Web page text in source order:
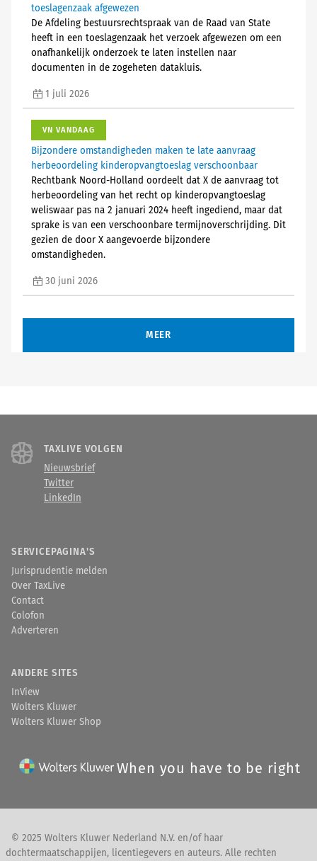
toeslagenzaak afgewezen
De Afdeling bestuursrechtspraak van de Raad van State
heeft in een toeslagenzaak het verzoek afgewezen om een
onafhankelijk onderzoek te laten instellen naar
documenten in de zogeheten datakluis.
1 juli 2026
VN VANDAAG
Bijzondere omstandigheden maken te late aanvraag
herbeoordeling kinderopvangtoeslag verschoonbaar
Rechtbank Noord-Holland oordeelt dat X de aanvraag tot
herbeoordeling van het recht op kinderopvangtoeslag
weliswaar pas na 2 januari 2024 heeft ingediend, maar dat
sprake is van een verschoonbare termijnoverschrijding. Dit
gezien de door X aangevoerde bijzondere
omstandigheden.
30 juni 2026
MEER
TAXLIVE VOLGEN
Nieuwsbrief
Twitter
LinkedIn
SERVICEPAGINA'S
Jurisprudentie melden
Over TaxLive
Contact
Colofon
Adverteren
ANDERE SITES
InView
Wolters Kluwer
Wolters Kluwer Shop
When you have to be right
© 2025 Wolters Kluwer Nederland N.V. en/of haar
dochtermaatschappijen, licentiegevers en auteurs. Alle rechten